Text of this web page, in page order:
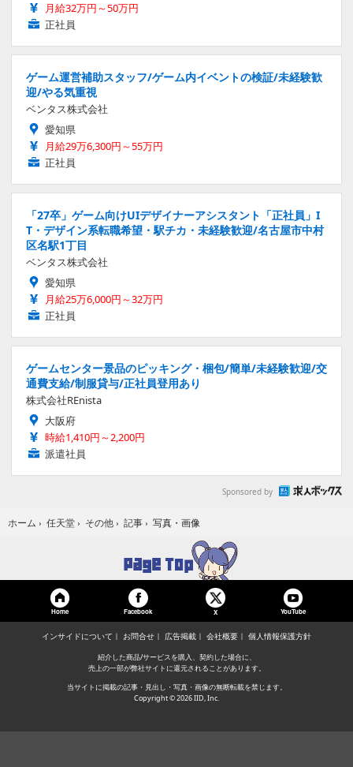
月給32万円～50万円
正社員
ゲーム運営補助スタッフ/ゲーム内イベントの検証/未経験歓
迎/やる気重視
ベンタス株式会社
愛知県
月給29万6,300円～55万円
正社員
「27卒」ゲーム向けUIデザイナーアシスタント「正社員」I
T・デザイン系転職希望・駅チカ・未経験歓迎/名古屋市中村
区名駅1丁目
ベンタス株式会社
愛知県
月給25万6,000円～32万円
正社員
ゲームセンター景品のピッキング・梱包/簡単/未経験歓迎/交
通費支給/制服貸与/正社員登用あり
株式会社REnista
大阪府
時給1,410円～2,200円
派遣社員
Sponsored by
ホーム › 任天堂 › その他 › 記事 › 写真・画像
Home Facebook X YouTube
インサイドについて お問合せ 広告掲載 会社概要 個人情報保護方針
紹介した商品/サービスを購入、契約した場合に、
売上の一部が弊社サイトに還元されることがあります。
当サイトに掲載の記事・見出し・写真・画像の無断転載を禁じます。
Copyright © 2026 IID, Inc.